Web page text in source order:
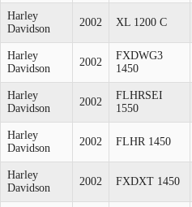
Harley
Davidson
2002 XL 1200 C
Harley
Davidson
2002
FXDWG3
1450
Harley
Davidson
2002
FLHRSEI
1550
Harley
Davidson
2002 FLHR 1450
Harley
Davidson
2002 FXDXT 1450